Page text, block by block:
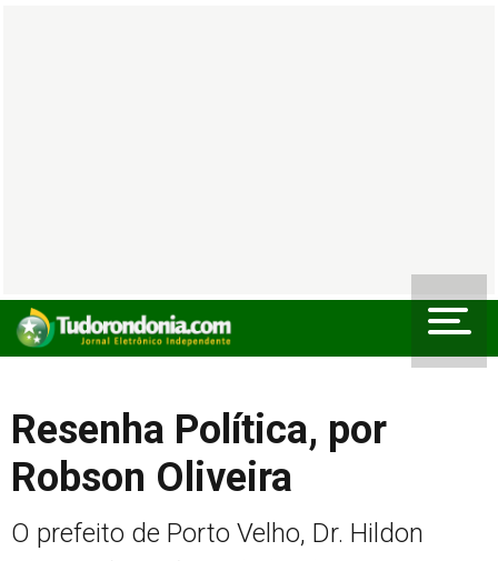
Resenha Política, por
Robson Oliveira
O prefeito de Porto Velho, Dr. Hildon